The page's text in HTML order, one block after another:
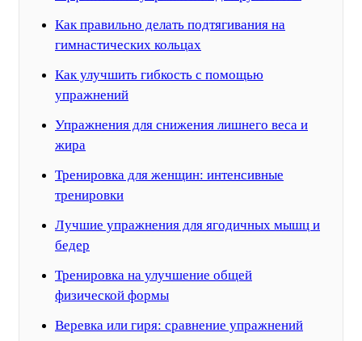
Как правильно делать подтягивания на
гимнастических кольцах
Как улучшить гибкость с помощью
упражнений
Упражнения для снижения лишнего веса и
жира
Тренировка для женщин: интенсивные
тренировки
Лучшие упражнения для ягодичных мышц и
бедер
Тренировка на улучшение общей
физической формы
Веревка или гиря: сравнение упражнений